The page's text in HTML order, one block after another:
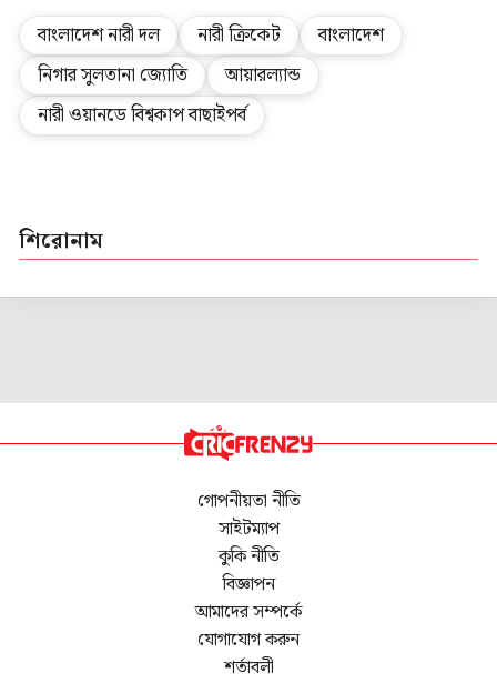
বাংলাদেশ নারী দল নারী ক্রিকেট
বাংলাদেশ
নিগার সুলতানা জ্যোতি
আয়ারল্যান্ড
নারী ওয়ানডে বিশ্বকাপ বাছাইপর্ব
শিরোনাম
গোপনীয়তা নীতি
সাইটম্যাপ
কুকি নীতি
বিজ্ঞাপন
আমাদের সম্পর্কে
যোগাযোগ করুন
শর্তাবলী